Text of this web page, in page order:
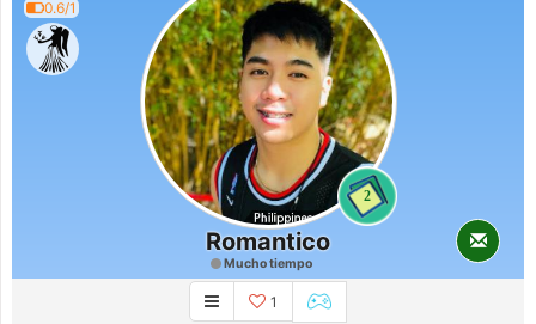
0.6/1
2
Romantico
Mucho tiempo
1